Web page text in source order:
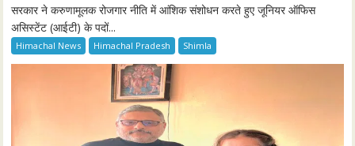
सरकार ने करुणामूलक रोजगार नीति में आंशिक संशोधन करते हुए जूनियर ऑफिस
असिस्टेंट (आईटी) के पदों...
Himachal News Himachal Pradesh Shimla